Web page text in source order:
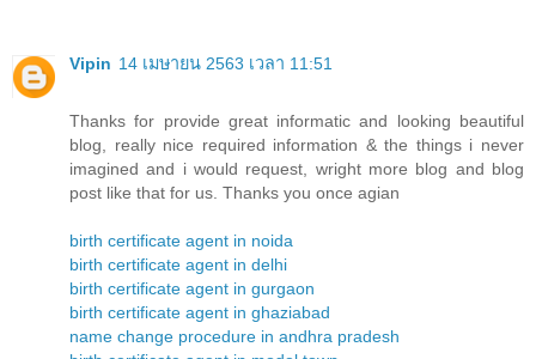
Vipin 14 เมษายน 2563 เวลา 11:51
Thanks for provide great informatic and looking beautiful
blog, really nice required information & the things i never
imagined and i would request, wright more blog and blog
post like that for us. Thanks you once agian
birth certificate agent in noida
birth certificate agent in delhi
birth certificate agent in gurgaon
birth certificate agent in ghaziabad
name change procedure in andhra pradesh